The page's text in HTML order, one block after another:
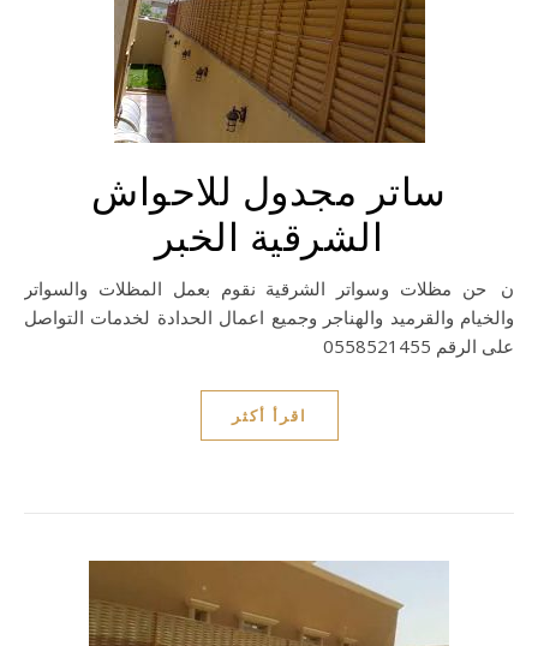
ساتر مجدول للاحواش
الشرقية الخبر
نحن مظلات وسواتر الشرقية نقوم بعمل المظلات والسواتر
والخيام والقرميد والهناجر وجميع اعمال الحدادة لخدمات التواصل
على الرقم 0558521455
اقرأ أكثر